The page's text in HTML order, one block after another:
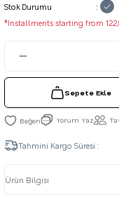
Stok Durumu
*Installments starting from
Sepete Ekle
Yorum Yaz
Tahmini Kargo Süresi :
Ürün Bilgisi